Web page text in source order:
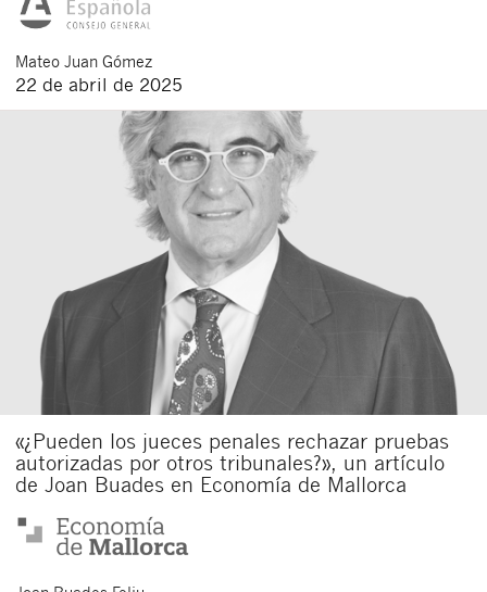
Mateo Juan Gómez
22 de abril de 2025
«¿Pueden los jueces penales rechazar pruebas
autorizadas por otros tribunales?», un artículo
de Joan Buades en Economía de Mallorca